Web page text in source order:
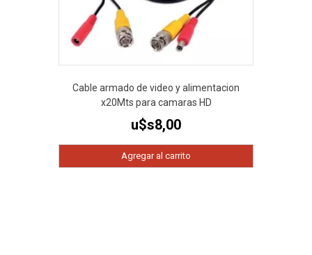
Cable armado de video y alimentacion
x20Mts para camaras HD
u$s8,00
Agregar al carrito